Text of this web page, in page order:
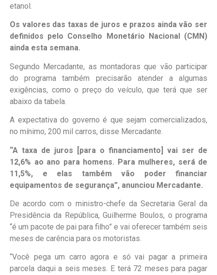
etanol.
Os valores das taxas de juros e prazos ainda vão ser
definidos pelo Conselho Monetário Nacional (CMN)
ainda esta semana.
Segundo Mercadante, as montadoras que vão participar
do programa também precisarão atender a algumas
exigências, como o preço do veículo, que terá que ser
abaixo da tabela.
A expectativa do governo é que sejam comercializados,
no mínimo, 200 mil carros, disse Mercadante.
“A taxa de juros [para o financiamento] vai ser de
12,6% ao ano para homens. Para mulheres, será de
11,5%, e elas também vão poder financiar
equipamentos de segurança”, anunciou Mercadante.
De acordo com o ministro-chefe da Secretaria Geral da
Presidência da República, Guilherme Boulos, o programa
“é um pacote de pai para filho” e vai oferecer também seis
meses de carência para os motoristas.
“Você pega um carro agora e só vai pagar a primeira
parcela daqui a seis meses. E terá 72 meses para pagar